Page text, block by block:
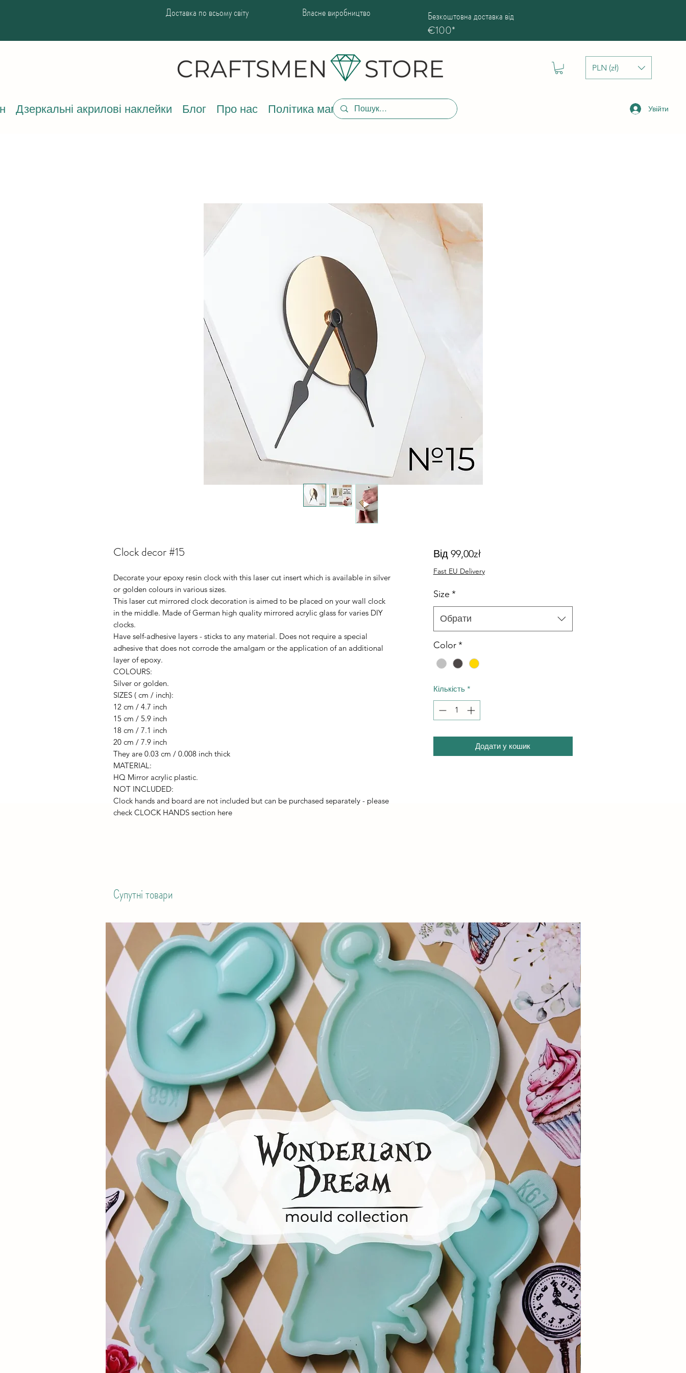
Доставка по всьому світу Власне виробництво
Безкоштовна доставка від
€100*
PLN (zł)
Дзеркальні акрилові наклейки Блог Про нас Політика магазину Увійти
Clock decor #15
Decorate your epoxy resin clock with this laser cut insert which is available in silver
or golden colours in various sizes.
This laser cut mirrored clock decoration is aimed to be placed on your wall clock
in the middle. Made of German high quality mirrored acrylic glass for varies DIY
clocks.
Have self-adhesive layers - sticks to any material. Does not require a special
adhesive that does not corrode the amalgam or the application of an additional
layer of epoxy.
COLOURS:
Silver or golden.
SIZES ( cm / inch):
12 cm / 4.7 inch
15 cm / 5.9 inch
18 cm / 7.1 inch
20 cm / 7.9 inch
They are 0.03 cm / 0.008 inch thick
MATERIAL:
HQ Mirror acrylic plastic.
NOT INCLUDED:
Clock hands and board are not included but can be purchased separately - please
check CLOCK HANDS section here
Від 99,00złЗа
розпродажем
Fast EU Delivery
Size *
Обрати
Color*
Кількість *
Додати у кошик
Супутні товари